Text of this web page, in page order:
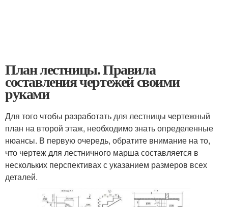
План лестницы. Правила
составления чертежей своими
руками
Для того чтобы разработать для лестницы чертежный
план на второй этаж, необходимо знать определенные
нюансы. В первую очередь, обратите внимание на то,
что чертеж для лестничного марша составляется в
нескольких перспективах с указанием размеров всех
деталей.